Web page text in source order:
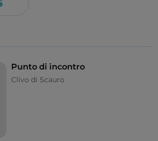
Punto di incontro
Clivo di Scauro